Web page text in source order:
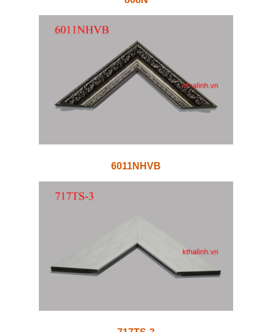
6011NHVB